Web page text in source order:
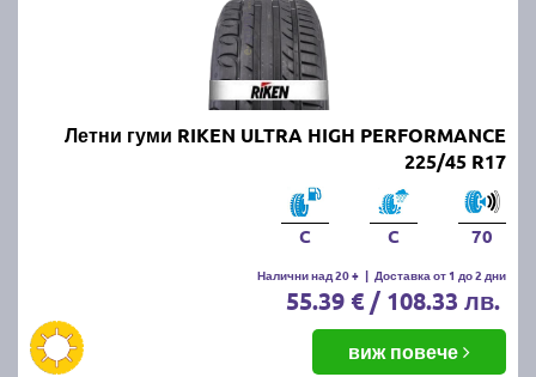
Летни гуми RIKEN ULTRA HIGH PERFORMANCE
225/45 R17
C C 70
Налични над 20 + | Доставка от 1 до 2 дни
55.39 € / 108.33 лв.
виж повече